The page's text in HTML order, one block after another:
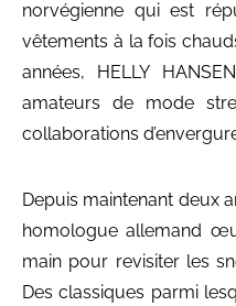
norvégienne qui est
vêtements à la fois
années, HELLY
amateurs de mode
collaborations
Depuis maintenant deux
homologue allemand
main pour revisiter les
Des classiques parmi